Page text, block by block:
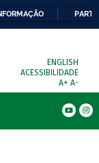
ENGLISH
ACESSIBILIDADE
A+ A-